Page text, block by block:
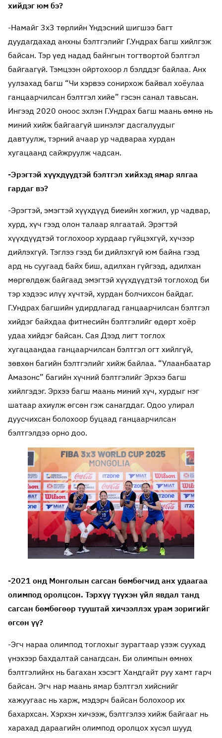
хийдэг юм бэ?
-Намайг 3х3 төрлийн Үндэсний шигшээ багт
дуудагдахад анхны бэлтгэлийг Г.Ундрах багш хийлгэж
байсан. Тэр үед надад байнгын тогтвортой бэлтгэл
байгаагүй. Тэмцээн ойртохоор л бэлддэг байлаа. Анх
уулзахад багш “Чи хэрвээ сонирхож байвал хоёулаа
ганцаарчилсан бэлтгэл хийе” гэсэн санал тавьсан.
Ингээд 2020 оноос эхлэн Г.Ундрах багш маань өмнө нь
миний хийж байгаагүй шинэлэг дасгалуудыг
давтуулж, тэрний ачаар ур чадвараа хурдан
хугацаанд сайжруулж чадсан.
-Эрэгтэй хүүхдүүдтэй бэлтгэл хийхэд ямар ялгаа
гардаг вэ?
-Эрэгтэй, эмэгтэй хүүхдүүд биеийн хөгжил, ур чадвар,
хурд, хүч гээд олон талаар ялгаатай. Эрэгтэй
хүүхдүүдтэй тоглохоор хурдаар гүйцэхгүй, хүчээр
дийлэхгүй. Тэглээ гээд би дийлэхгүй юм байна гээд
ард нь суугаад байх биш, адилхан гүйгээд, адилхан
мөргөлдөж байгаад эмэгтэй хүүхдүүдтэй тоглоход би
тэр хэдээс илүү хүчтэй, хурдан болчихсон байдаг.
Г.Ундрах багшийн удирдлагад ганцаарчилсан бэлтгэл
хийдэг байхдаа фитнесийн бэлтгэлийг өдөрт хоёр
удаа хийдэг байсан. Сая Дээд лигт тоглох
хугацаандаа ганцаарчилсан бэлтгэл огт хийлгүй,
зөвхөн багийн бэлтгэлийг хийж байлаа. “Улаанбаатар
Амазонс” багийн хүчний бэлтгэлийг Эрхээ багш
хийлгэдэг. Эрхээ багш маань миний хүч, хурдыг нэг
шатаар ахиулж өгсөн гэж санагддаг. Одоо улирал
дуусчихсан болохоор буцаад ганцаарчилсан
бэлтгэлдээ орно доо.
-2021 онд Монголын сагсан бөмбөгчид анх удаагаа
олимпод оролцсон. Тэрхүү түүхэн үйл явдал танд
сагсан бөмбөгөөр тууштай хичээллэх урам зоригийг
өгсөн үү?
-Эгч нараа олимпод тоглохыг зурагтаар үзэж суухад
үнэхээр бахдалтай санагдсан. Би олимпын өмнөх
бэлтгэлийнх нь багахан хэсэгт Хандгайт руу хамт гарч
байсан. Эгч нар маань ямар бэлтгэл хийснийг
хажуугаас нь харж, мэдэрч байсан болохоор их
бахархсан. Хэрхэн хичээж, бэлтгэлээ хийж байгааг нь
харахад дараагийн олимпод оролцох хүсэл шууд